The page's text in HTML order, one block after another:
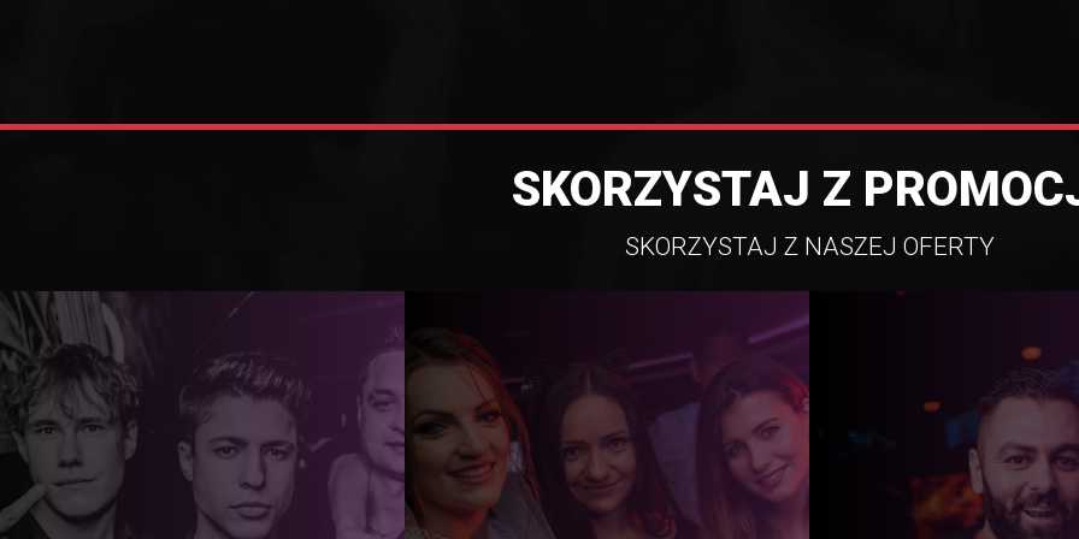
SKORZYSTAJ Z
SKORZYSTAJ Z NASZEJ OFERTY